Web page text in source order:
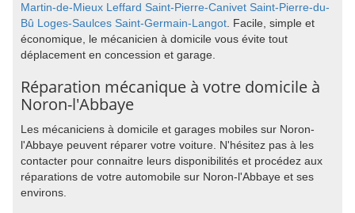
Martin-de-Mieux Leffard Saint-Pierre-Canivet Saint-Pierre-du-
Bû Loges-Saulces Saint-Germain-Langot. Facile, simple et
économique, le mécanicien à domicile vous évite tout
déplacement en concession et garage.
Réparation mécanique à votre domicile à
Noron-l'Abbaye
Les mécaniciens à domicile et garages mobiles sur Noron-
l'Abbaye peuvent réparer votre voiture. N'hésitez pas à les
contacter pour connaitre leurs disponibilités et procédez aux
réparations de votre automobile sur Noron-l'Abbaye et ses
environs.